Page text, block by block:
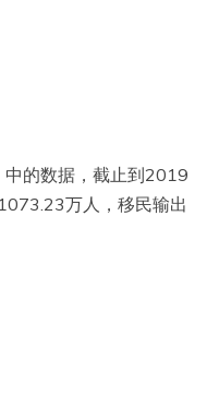
的数据，截止到2019
万人，移民输出